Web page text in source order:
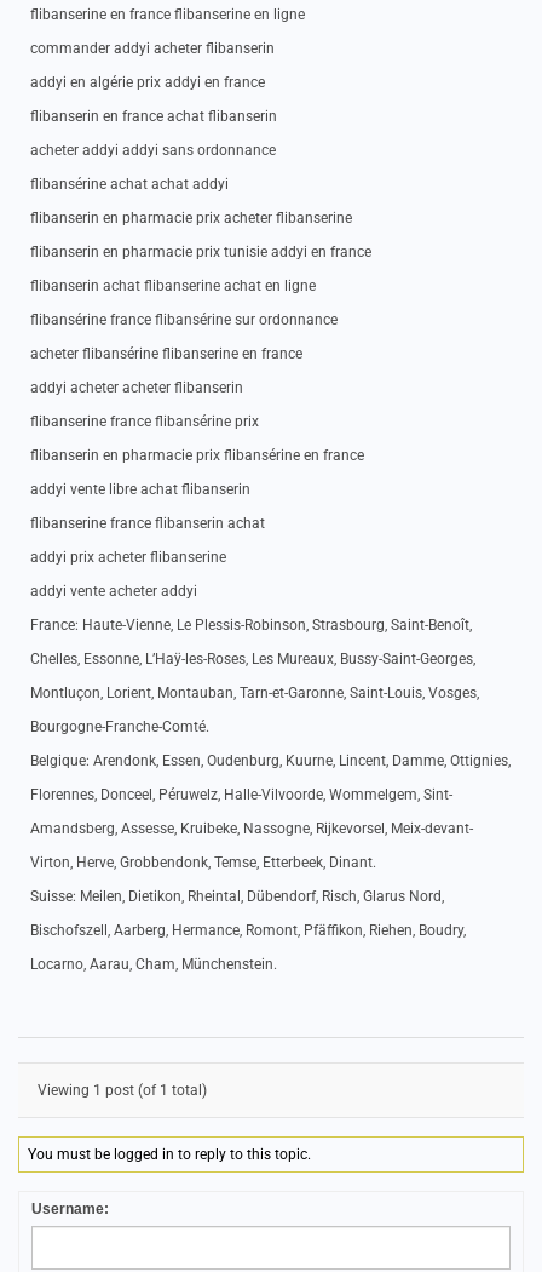
flibanserine en france flibanserine en ligne
commander addyi acheter flibanserin
addyi en algérie prix addyi en france
flibanserin en france achat flibanserin
acheter addyi addyi sans ordonnance
flibansérine achat achat addyi
flibanserin en pharmacie prix acheter flibanserine
flibanserin en pharmacie prix tunisie addyi en france
flibanserin achat flibanserine achat en ligne
flibansérine france flibansérine sur ordonnance
acheter flibansérine flibanserine en france
addyi acheter acheter flibanserin
flibanserine france flibansérine prix
flibanserin en pharmacie prix flibansérine en france
addyi vente libre achat flibanserin
flibanserine france flibanserin achat
addyi prix acheter flibanserine
addyi vente acheter addyi
France: Haute-Vienne, Le Plessis-Robinson, Strasbourg, Saint-Benoît,
Chelles, Essonne, L’Haÿ-les-Roses, Les Mureaux, Bussy-Saint-Georges,
Montluçon, Lorient, Montauban, Tarn-et-Garonne, Saint-Louis, Vosges,
Bourgogne-Franche-Comté.
Belgique: Arendonk, Essen, Oudenburg, Kuurne, Lincent, Damme, Ottignies,
Florennes, Donceel, Péruwelz, Halle-Vilvoorde, Wommelgem, Sint-
Amandsberg, Assesse, Kruibeke, Nassogne, Rijkevorsel, Meix-devant-
Virton, Herve, Grobbendonk, Temse, Etterbeek, Dinant.
Suisse: Meilen, Dietikon, Rheintal, Dübendorf, Risch, Glarus Nord,
Bischofszell, Aarberg, Hermance, Romont, Pfäffikon, Riehen, Boudry,
Locarno, Aarau, Cham, Münchenstein.
Viewing 1 post (of 1 total)
You must be logged in to reply to this topic.
Username: